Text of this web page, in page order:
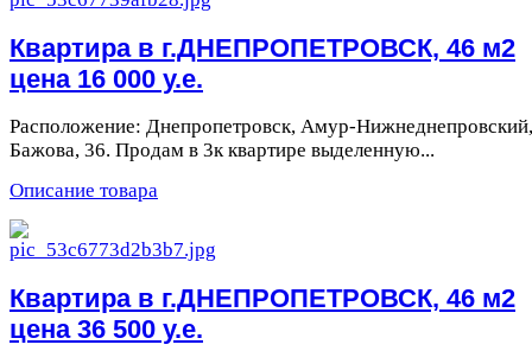
Квартира в г.ДНЕПРОПЕТРОВСК, 46 м2
цена 16 000 у.е.
Расположение: Днепропетровск, Амур-Нижнеднепровский,
Бажова, 36. Продам в 3к квартире выделенную...
Описание товара
Квартира в г.ДНЕПРОПЕТРОВСК, 46 м2
цена 36 500 у.е.